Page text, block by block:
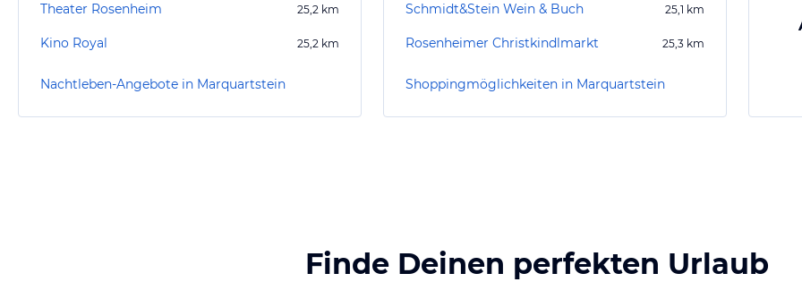
Theater Rosenheim 25,2 km
Kino Royal 25,2 km
Nachtleben-Angebote in Marquartstein
Schmidt&Stein Wein & Buch 25,1 km
Rosenheimer Christkindlmarkt 25,3 km
Shoppingmöglichkeiten in Marquartstein
Finde Deinen perfekten Urlaub